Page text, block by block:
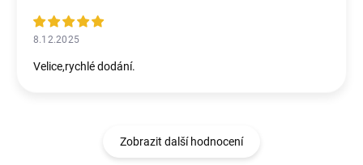
8.12.2025
Velice,rychlé dodání.
Zobrazit další hodnocení